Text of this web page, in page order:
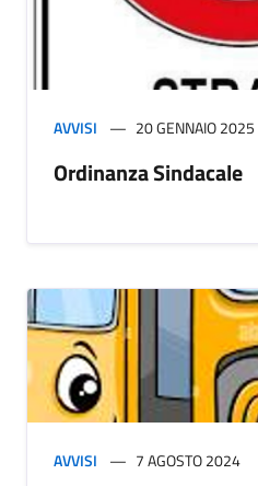
AVVISI 20 GENNAIO 2025
Ordinanza Sindacale
AVVISI 7 AGOSTO 2024